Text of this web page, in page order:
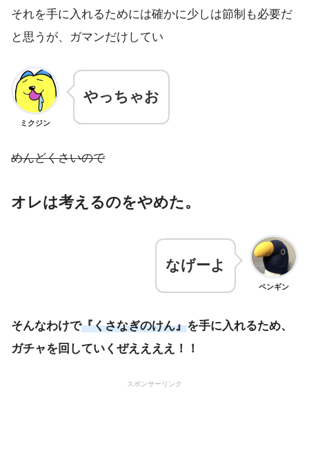
それを手に入れるためには確かに少しは節制も必要だ
と思うが、ガマンだけしてい
ミクジン
やっちゃお
めんどくさいので
オレは考えるのをやめた。
ペンギン
なげーよ
そんなわけで『くさなぎのけん』を手に入れるため、
ガチャを回していくぜええええ！！
スポンサーリンク